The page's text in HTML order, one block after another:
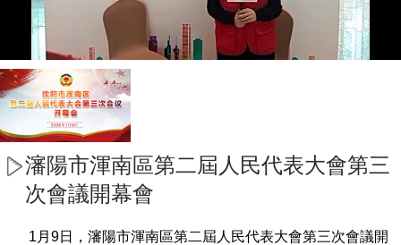
Video
瀋陽市渾南區第二屆人民代表大會第三
次會議開幕會
1月9日，瀋陽市渾南區第二屆人民代表大會第三次會議開